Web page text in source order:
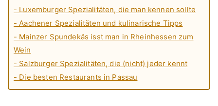
- Luxemburger Spezialitäten, die man kennen sollte
- Aachener Spezialitäten und kulinarische Tipps
- Mainzer Spundekäs isst man in Rheinhessen zum
Wein
- Salzburger Spezialitäten, die (nicht) jeder kennt
- Die besten Restaurants in Passau